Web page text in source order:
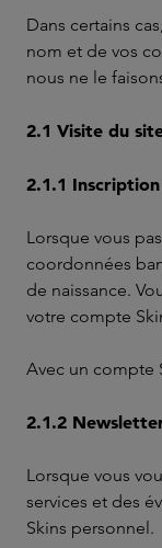
Dans certains
nom et de vos
nous ne le
2.1 Visite du
2.1.1
Lorsque vous
coordonnées
de naissance.
votre compte
Avec un compte
2.1.2
Lorsque vous
services et des
Skins personnel.